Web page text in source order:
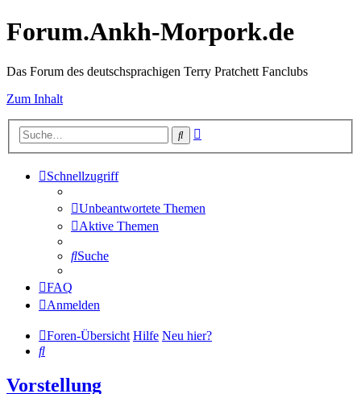
Forum.Ankh-Morpork.de
Das Forum des deutschsprachigen Terry Pratchett Fanclubs
Zum Inhalt
Suche
Schnellzugriff
Unbeantwortete Themen
Aktive Themen
Suche
FAQ
Anmelden
Foren-Übersicht Hilfe Neu hier?
Suche
Vorstellung